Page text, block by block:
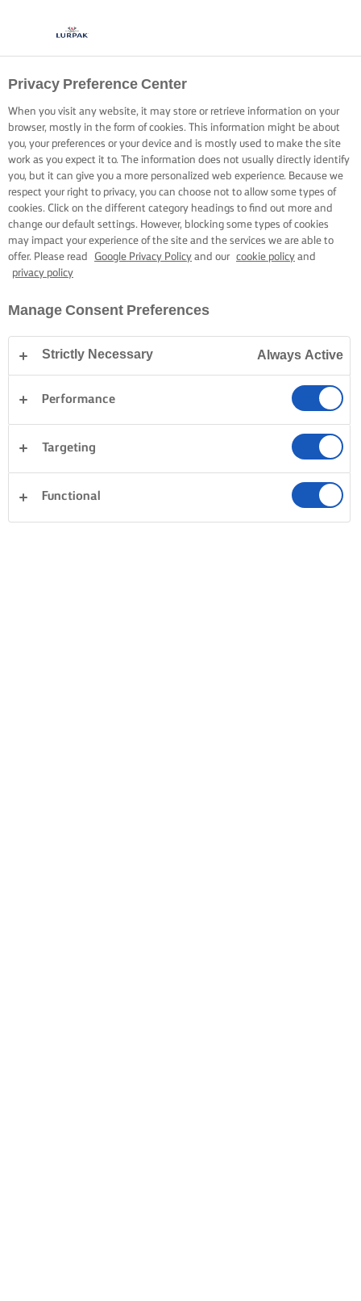
Privacy Preference Center
When you visit any website, it may store or retrieve information on your
browser, mostly in the form of cookies. This information might be about
you, your preferences or your device and is mostly used to make the site
work as you expect it to. The information does not usually directly identify
you, but it can give you a more personalized web experience. Because we
respect your right to privacy, you can choose not to allow some types of
cookies. Click on the different category headings to find out more and
change our default settings. However, blocking some types of cookies
may impact your experience of the site and the services we are able to
offer. Please read
Google Privacy Policy and our cookie policy and
privacy policy
Manage Consent Preferences
Strictly Necessary Always Active
Performance
Targeting
Functional